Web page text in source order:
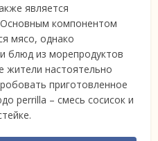
является
компонентом
мясо, однако
блюд из морепродуктов
жители настоятельно
приготовленное
perrilla – смесь сосисок и